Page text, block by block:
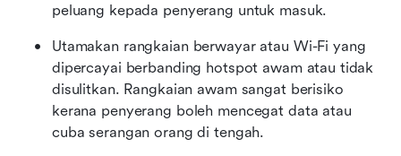
peluang kepada penyerang untuk masuk.
Utamakan rangkaian berwayar atau Wi-Fi yang
dipercayai berbanding hotspot awam atau tidak
disulitkan. Rangkaian awam sangat berisiko
kerana penyerang boleh mencegat data atau
cuba serangan orang di tengah.